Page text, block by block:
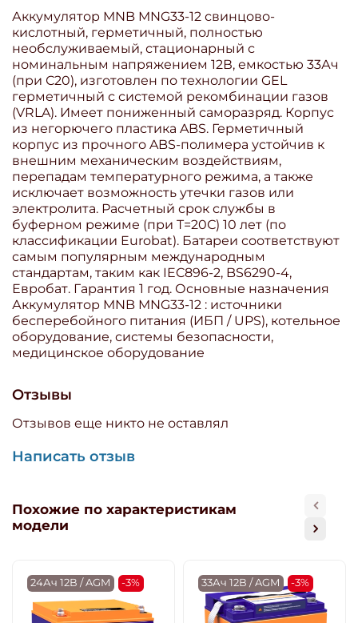
Аккумулятор MNB MNG33-12 свинцово-
кислотный, герметичный, полностью
необслуживаемый, стационарный с
номинальным напряжением 12В, емкостью 33Ач
(при С20), изготовлен по технологии GEL
герметичный с системой рекомбинации газов
(VRLA). Имеет пониженный саморазряд. Корпус
из негорючего пластика ABS. Герметичный
корпус из прочного ABS-полимера устойчив к
внешним механическим воздействиям,
перепадам температурного режима, а также
исключает возможность утечки газов или
электролита. Расчетный срок службы в
буферном режиме (при T=20С) 10 лет (по
классификации Eurobat). Батареи соответствуют
самым популярным международным
стандартам, таким как IEC896-2, BS6290-4,
Евробат. Гарантия 1 год. Основные назначения
Аккумулятор MNB MNG33-12 : источники
бесперебойного питания (ИБП / UPS), котельное
оборудование, системы безопасности,
медицинское оборудование
Отзывы
Отзывов еще никто не оставлял
Написать отзыв
Похожие по характеристикам
модели
24Ач 12В / AGM -3% 33Ач 12В / AGM -3%